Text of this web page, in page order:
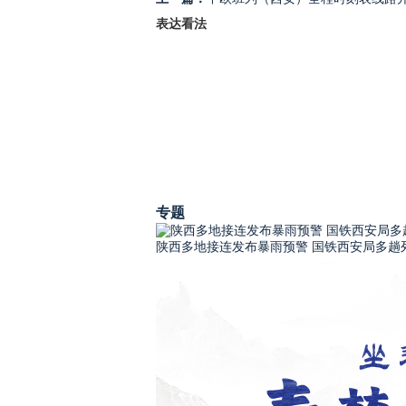
表达看法
专题
陕西多地接连发布暴雨预警 国铁西安局多趟